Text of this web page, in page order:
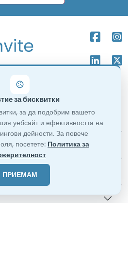
за бисквитки
за да подобрим вашето
уебсайт и ефективността на
дейности. За повече
посетете: Политика за
ПРИЕМАМ